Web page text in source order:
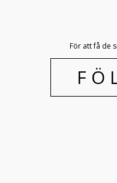
För att få de